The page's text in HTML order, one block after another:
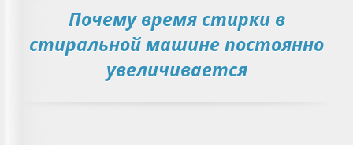
Почему время стирки в
стиральной машине постоянно
увеличивается